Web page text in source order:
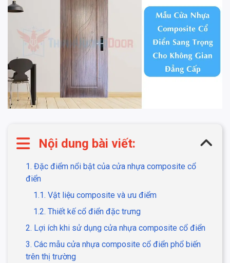
Nội dung bài viết:
1. Đặc điểm nổi bật của cửa nhựa composite cổ
điển
1.1. Vật liệu composite và ưu điểm
1.2. Thiết kế cổ điển đặc trưng
2. Lợi ích khi sử dụng cửa nhựa composite cổ điển
3. Các mẫu cửa nhựa composite cổ điển phổ biến
trên thị trường